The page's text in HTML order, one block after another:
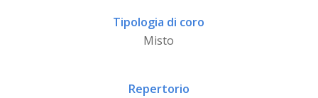
Tipologia di coro
Misto
Repertorio